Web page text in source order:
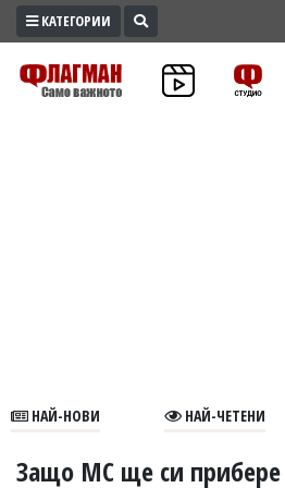
ПРОМО
ЗОНА
В
КАТЕГОРИИ
НАЙ-НОВИ НАЙ-ЧЕТЕНИ
Защо МС ще си